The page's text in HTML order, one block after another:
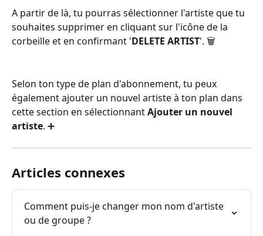
A partir de là, tu pourras sélectionner l'artiste que tu
souhaites supprimer en cliquant sur l'icône de la
corbeille et en confirmant 'DELETE ARTIST'. 🗑
Selon ton type de plan d'abonnement, tu peux
également ajouter un nouvel artiste à ton plan dans
cette section en sélectionnant Ajouter un nouvel
artiste. ➕
Articles connexes
Comment puis-je changer mon nom d'artiste
ou de groupe ?